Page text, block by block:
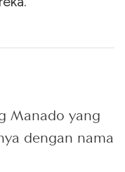
Manado yang
dengan nama